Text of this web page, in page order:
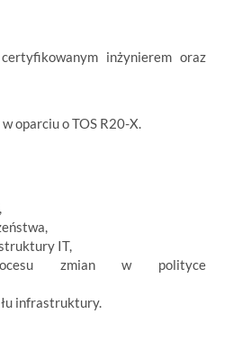
inżynierem oraz
oparciu o TOS R20-X.
IT,
zmian w polityce
infrastruktury.